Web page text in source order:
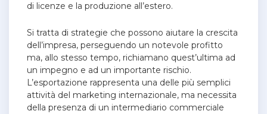
di licenze e la produzione all’estero.
Si tratta di strategie che possono aiutare la crescita
dell’impresa, perseguendo un notevole profitto
ma, allo stesso tempo, richiamano quest’ultima ad
un impegno e ad un importante rischio.
L’esportazione rappresenta una delle più semplici
attività del marketing internazionale, ma necessita
della presenza di un intermediario commerciale